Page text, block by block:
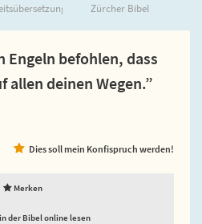
Zürcher Bibel
Engeln befohlen, dass
allen deinen Wegen.”
Dies soll mein Konfispruch werden!
Merken
der Bibel online lesen